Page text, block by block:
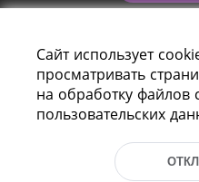
Сайт использует
просматривать
на обработку файлов
пользовательских